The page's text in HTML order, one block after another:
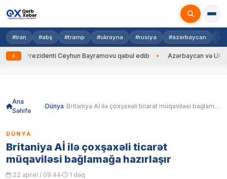
#iran #abş #tramp #ukrayna #rusiya #azərbaycan
Prezidenti Ceyhun Bayramovu qəbul edib Azərbaycan və
Ana
Səhifə
Dünya Britaniya Aİ ilə çoxşaxəli ticarət müqaviləsi bağlamağa hazırlaşır
DÜNYA
Britaniya Aİ ilə çoxşaxəli ticarət
müqaviləsi bağlamağa hazırlaşır
22 aprel / 09:44 1 dəq